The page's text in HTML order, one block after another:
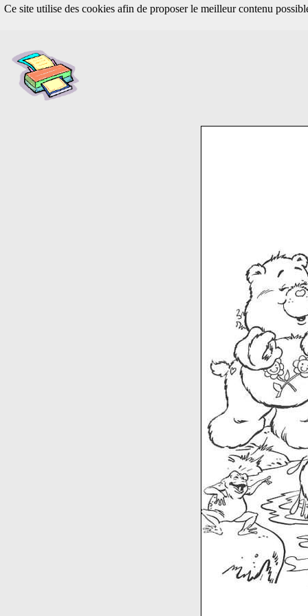
Ce site utilise des cookies afin de proposer le meilleur contenu